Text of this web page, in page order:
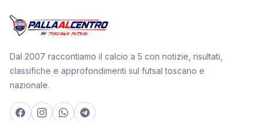
Dal 2007 raccontiamo il calcio a 5 con notizie, risultati,
classifiche e approfondimenti sul futsal toscano e
nazionale.